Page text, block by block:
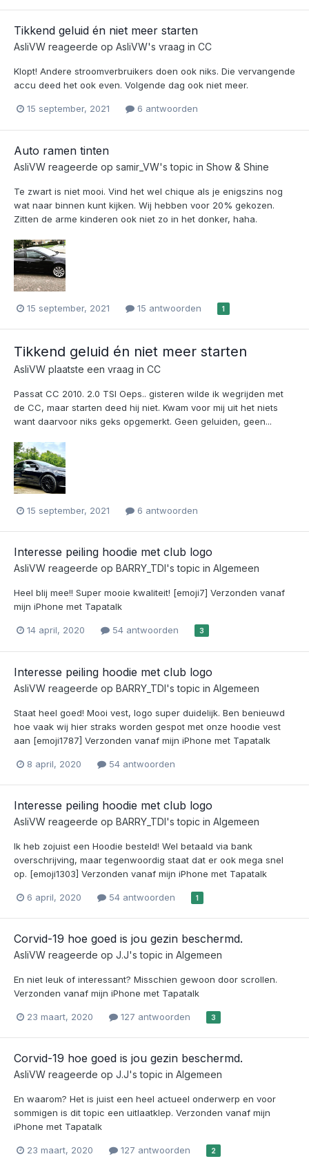
Tikkend geluid én niet meer starten
AsliVW reageerde op AsliVW's vraag in CC
Klopt! Andere stroomverbruikers doen ook niks. Die vervangende
accu deed het ook even. Volgende dag ook niet meer.
15 september, 2021 6 antwoorden
Auto ramen tinten
AsliVW reageerde op samir_VW's topic in Show & Shine
Te zwart is niet mooi. Vind het wel chique als je enigszins nog
wat naar binnen kunt kijken. Wij hebben voor 20% gekozen.
Zitten de arme kinderen ook niet zo in het donker, haha.
15 september, 2021 15 antwoorden 1
Tikkend geluid én niet meer starten
AsliVW plaatste een vraag in CC
Passat CC 2010. 2.0 TSI Oeps.. gisteren wilde ik wegrijden met
de CC, maar starten deed hij niet. Kwam voor mij uit het niets
want daarvoor niks geks opgemerkt. Geen geluiden, geen...
15 september, 2021 6 antwoorden
Interesse peiling hoodie met club logo
AsliVW reageerde op BARRY_TDI's topic in Algemeen
Heel blij mee!! Super mooie kwaliteit! [emoji7] Verzonden vanaf
mijn iPhone met Tapatalk
14 april, 2020 54 antwoorden 3
Interesse peiling hoodie met club logo
AsliVW reageerde op BARRY_TDI's topic in Algemeen
Staat heel goed! Mooi vest, logo super duidelijk. Ben benieuwd
hoe vaak wij hier straks worden gespot met onze hoodie vest
aan [emoji1787] Verzonden vanaf mijn iPhone met Tapatalk
8 april, 2020 54 antwoorden
Interesse peiling hoodie met club logo
AsliVW reageerde op BARRY_TDI's topic in Algemeen
Ik heb zojuist een Hoodie besteld! Wel betaald via bank
overschrijving, maar tegenwoordig staat dat er ook mega snel
op. [emoji1303] Verzonden vanaf mijn iPhone met Tapatalk
6 april, 2020 54 antwoorden 1
Corvid-19 hoe goed is jou gezin beschermd.
AsliVW reageerde op J.J's topic in Algemeen
En niet leuk of interessant? Misschien gewoon door scrollen.
Verzonden vanaf mijn iPhone met Tapatalk
23 maart, 2020 127 antwoorden 3
Corvid-19 hoe goed is jou gezin beschermd.
AsliVW reageerde op J.J's topic in Algemeen
En waarom? Het is juist een heel actueel onderwerp en voor
sommigen is dit topic een uitlaatklep. Verzonden vanaf mijn
iPhone met Tapatalk
23 maart, 2020 127 antwoorden 2